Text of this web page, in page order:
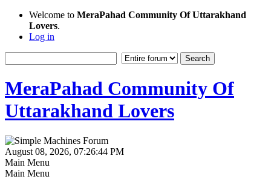
Welcome to MeraPahad Community Of Uttarakhand
Lovers.
Log in
MeraPahad Community Of
Uttarakhand Lovers
August 08, 2026, 07:26:44 PM
Main Menu
Main Menu